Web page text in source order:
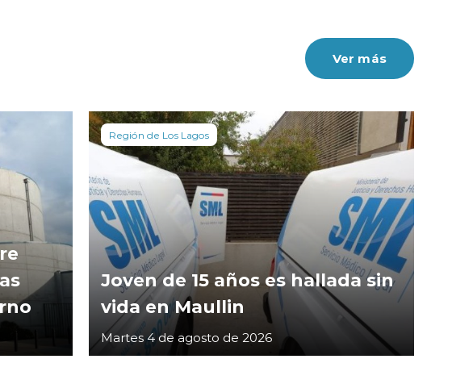
Ver más
Región de Los Lagos
Joven de 15 años es hallada sin
vida en Maullin
Martes 4 de agosto de 2026